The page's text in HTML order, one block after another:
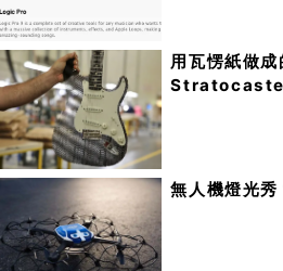
用瓦愣紙做
無人機燈光秀